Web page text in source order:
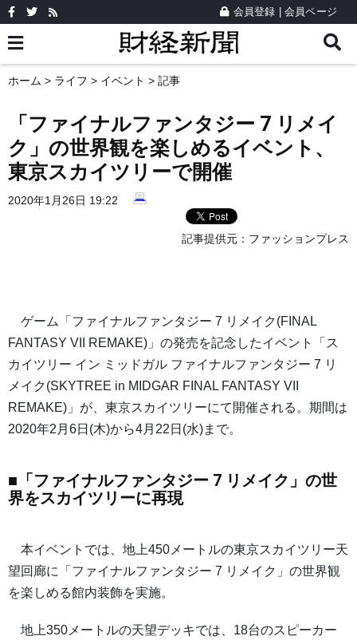
会員登録 会員ページ
ホーム > ライフ > イベント > 記事
「ファイナルファンタジー 7 リメイ
ク」の世界観を楽しめるイベント、
東京スカイツリーで開催
2020年1月26日 19:22
記事提供元： ファッションプレス
ゲーム「ファイナルファンタジー 7 リメイク(FINAL
FANTASY VII REMAKE)」の発売を記念したイベント「ス
カイツリー イン ミッドガル ファイナルファンタジー 7 リ
メイク(SKYTREE in MIDGAR FINAL FANTASY VII
REMAKE)」が、東京スカイツリーにて開催される。期間は
2020年2月6日(木)から4月22日(水)まで。
■「ファイナルファンタジー 7 リメイク」の世
界をスカイツリーに再現
本イベントでは、地上450メートルの東京スカイツリー天
望回廊に「ファイナルファンタジー 7 リメイク」の世界観
を楽しめる館内装飾を実施。
地上350メートルの天望デッキでは、18台のスピーカー